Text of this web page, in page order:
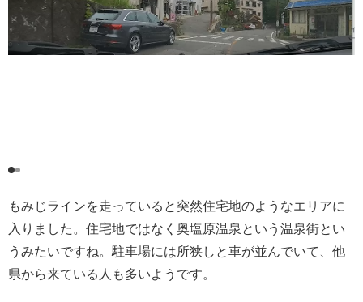
もみじラインを走っていると突然住宅地のようなエリアに
入りました。住宅地ではなく奥塩原温泉という温泉街とい
うみたいですね。駐車場には所狭しと車が並んでいて、他
県から来ている人も多いようです。